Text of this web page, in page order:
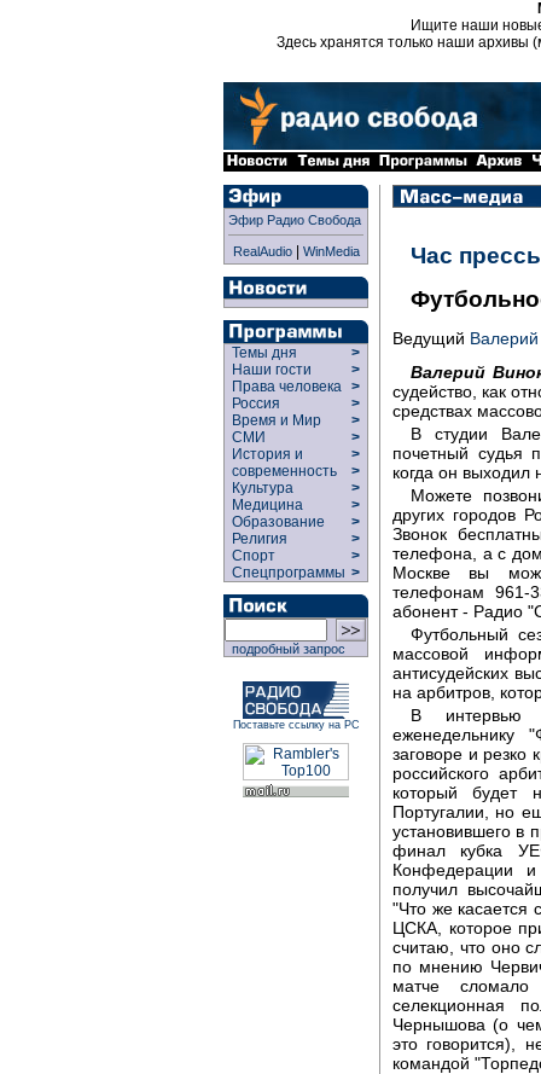
Ищите наши
Здесь хранятся только наши архивы
Эфир Радио Свобода
RealAudio| WinMedia
Темы дня
>
Наши гости
>
Права человека >
Россия
>
Время и Мир
>
СМИ
>
История и
современность
>
>
Культура
>
Медицина
>
Образование
>
Религия
>
Спорт
>
Спецпрограммы >
подробный запрос
Поставьте ссылку на РС
Час
Ведущий
Валерий
судейство, как
средствах
В студии
почетный судья
когда он выходил
Можете
других городов
Звонок
телефона, а с
Москве вы
телефонам 961-
абонент - Радио
Футбольный
массовой
антисудейских
на арбитров,
В интервью
еженедельнику
заговоре и резко
российского
который будет
Португалии, но
установившего в
финал кубка
Конфедерации
получил
"Что же касается
ЦСКА, которое
считаю, что оно
по мнению
матче
селекционная
Чернышова (о
это говорится),
командой